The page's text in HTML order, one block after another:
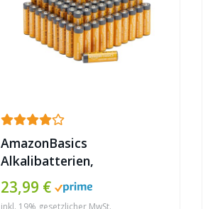
AmazonBasics
Alkalibatterien,
leistungsstark, AA, 100
Stück ✪
23,99 €
inkl. 19% gesetzlicher MwSt.